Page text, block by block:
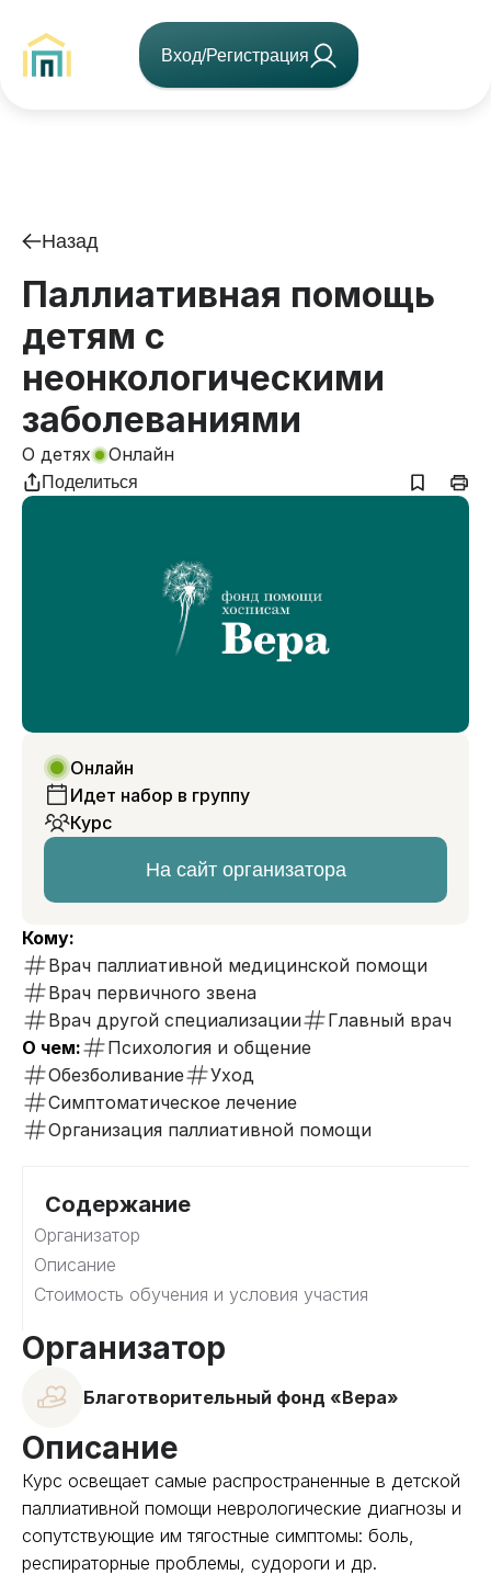
Вход/Регистрация
Назад
Паллиативная помощь
детям с
неонкологическими
заболеваниями
О детях Онлайн
Поделиться
Онлайн
Идет набор в группу
Курс
На сайт организатора
Кому:
Врач паллиативной медицинской помощи
Врач первичного звена
Врач другой специализации
Главный врач
О чем:
Психология и общение
Обезболивание
Уход
Симптоматическое лечение
Организация паллиативной помощи
Организатор
Благотворительный фонд «Вера»
Описание
Курс освещает самые распространенные в детской
паллиативной помощи неврологические диагнозы и
сопутствующие им тягостные симптомы: боль,
респираторные проблемы, судороги и др.
Содержание
Организатор
Описание
Стоимость обучения и условия участия